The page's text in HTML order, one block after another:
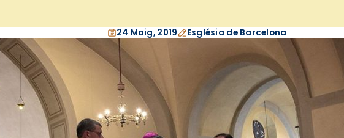
24 Maig, 2019 Església de Barcelona